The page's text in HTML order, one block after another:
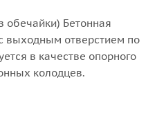
обечайки) Бетонная
выходным отверстием по
в качестве опорного
колодцев.